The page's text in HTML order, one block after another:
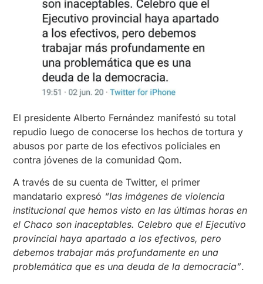
El presidente Alberto Fernández manifestó su total
repudio luego de conocerse los hechos de tortura y
abusos por parte de los efectivos policiales en
contra jóvenes de la comunidad Qom.
A través de su cuenta de Twitter, el primer
mandatario expresó “las imágenes de violencia
institucional que hemos visto en las últimas horas en
el Chaco son inaceptables. Celebro que el Ejecutivo
provincial haya apartado a los efectivos, pero
debemos trabajar más profundamente en una
problemática que es una deuda de la democracia”.